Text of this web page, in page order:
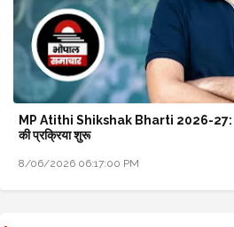
MP Atithi Shikshak Bharti 2026-27:
की प्रक्रिया शुरू
8/06/2026 06:17:00 PM